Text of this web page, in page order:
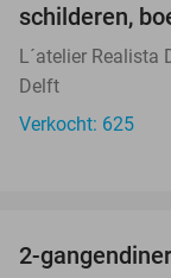
schilderen,
L´atelier Realista
Delft
Verkocht: 625
2-